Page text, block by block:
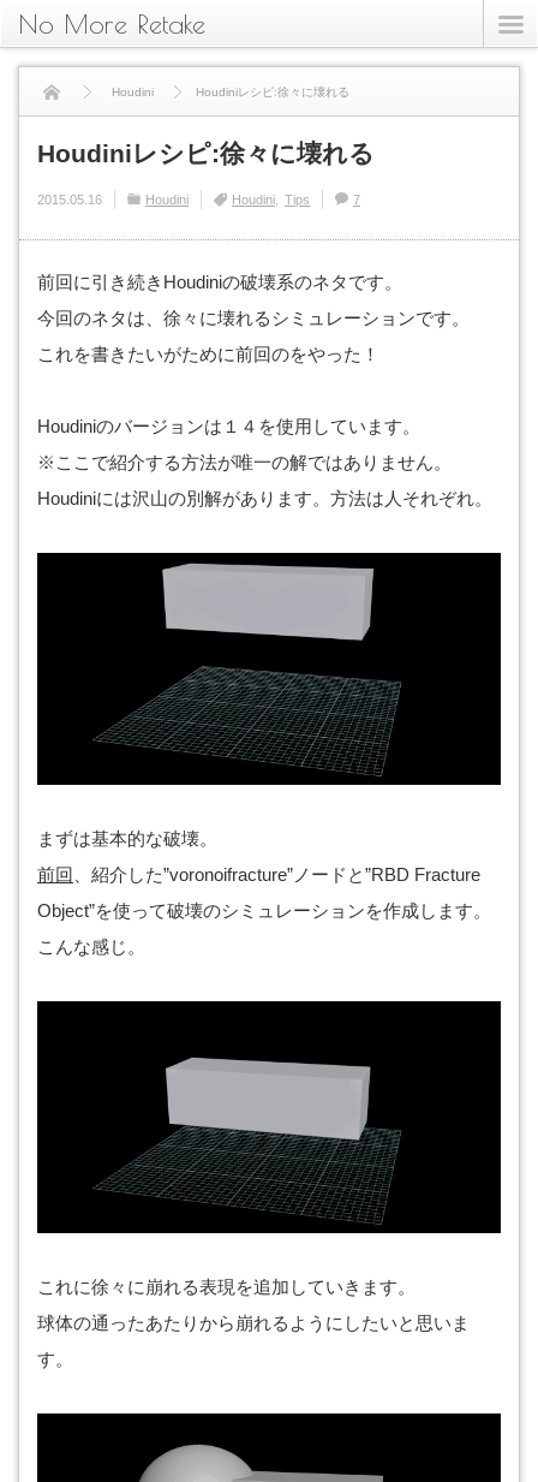
No More Retake
Houdini Houdiniレシピ:徐々に壊れる
Houdiniレシピ:徐々に壊れる
2015.05.16 Houdini Houdini Tips 7
前回に引き続きHoudiniの破壊系のネタです。
今回のネタは、徐々に壊れるシミュレーションです。
これを書きたいがために前回のをやった！
Houdiniのバージョンは１４を使用しています。
※ここで紹介する方法が唯一の解ではありません。
Houdiniには沢山の別解があります。方法は人それぞれ。
まずは基本的な破壊。
前回
、紹介した”voronoifracture”ノードと”RBD Fracture
Object”を使って破壊のシミュレーションを作成します。
こんな感じ。
これに徐々に崩れる表現を追加していきます。
球体の通ったあたりから崩れるようにしたいと思いま
す。